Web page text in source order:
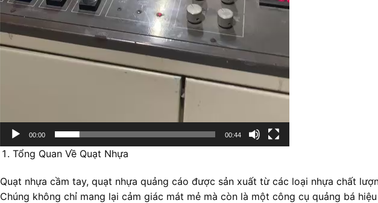
00:00 00:44
Tổng Quan Về Quạt Nhựa
Quạt nhựa cầm tay, quạt nhựa quảng cáo được sản xuất từ các loại nhựa chất
Chúng không chỉ mang lại cảm giác mát mẻ mà còn là một công cụ quảng bá